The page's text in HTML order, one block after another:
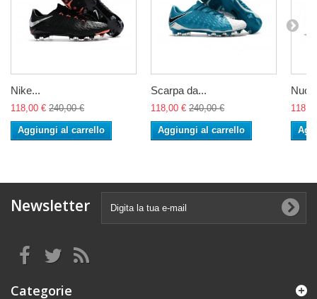
Nike...
118,00 € 240,00 €
Aggiungi al carrello
Scarpa da...
118,00 € 240,00 €
Aggiungi al carrello
Newsletter
Categorie